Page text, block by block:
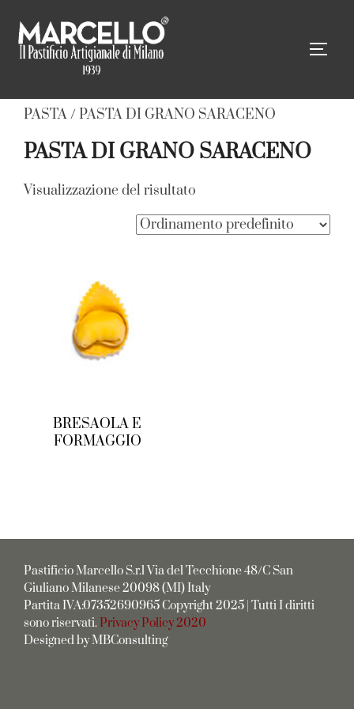
contenuto
PASTA / PASTA DI GRANO SARACENO
PASTA DI GRANO SARACENO
Visualizzazione del risultato
BRESAOLA E
FORMAGGIO
Pastificio Marcello S.r.l Via del Tecchione 48/C San
Giuliano Milanese 20098 (MI) Italy
Partita IVA:07352690965 Copyright 2025 | Tutti I diritti
sono riservati. Privacy Policy 2020
Designed by MBConsulting